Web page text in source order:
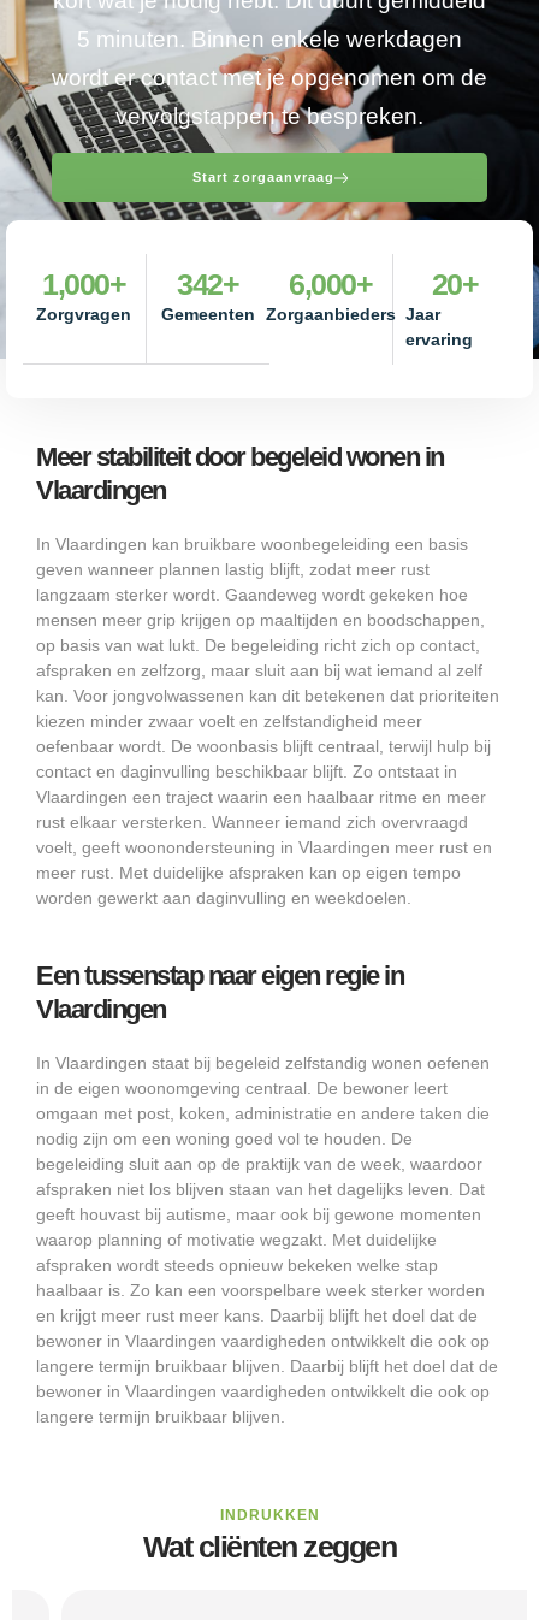
5 minuten. Binnen enkele werkdagen
wordt er contact met je opgenomen om de
vervolgstappen te bespreken.
Start zorgaanvraag
Zorgvragen
1,000+
Gemeenten
342+
Zorgaanbieders
6,000+
Jaar
ervaring
20+
Meer stabiliteit door begeleid wonen in
Vlaardingen
In Vlaardingen kan bruikbare woonbegeleiding een basis
geven wanneer plannen lastig blijft, zodat meer rust
langzaam sterker wordt. Gaandeweg wordt gekeken hoe
mensen meer grip krijgen op maaltijden en boodschappen,
op basis van wat lukt. De begeleiding richt zich op contact,
afspraken en zelfzorg, maar sluit aan bij wat iemand al zelf
kan. Voor jongvolwassenen kan dit betekenen dat prioriteiten
kiezen minder zwaar voelt en zelfstandigheid meer
oefenbaar wordt. De woonbasis blijft centraal, terwijl hulp bij
contact en daginvulling beschikbaar blijft. Zo ontstaat in
Vlaardingen een traject waarin een haalbaar ritme en meer
rust elkaar versterken. Wanneer iemand zich overvraagd
voelt, geeft woonondersteuning in Vlaardingen meer rust en
meer rust. Met duidelijke afspraken kan op eigen tempo
worden gewerkt aan daginvulling en weekdoelen.
Een tussenstap naar eigen regie in
Vlaardingen
In Vlaardingen staat bij begeleid zelfstandig wonen oefenen
in de eigen woonomgeving centraal. De bewoner leert
omgaan met post, koken, administratie en andere taken die
nodig zijn om een woning goed vol te houden. De
begeleiding sluit aan op de praktijk van de week, waardoor
afspraken niet los blijven staan van het dagelijks leven. Dat
geeft houvast bij autisme, maar ook bij gewone momenten
waarop planning of motivatie wegzakt. Met duidelijke
afspraken wordt steeds opnieuw bekeken welke stap
haalbaar is. Zo kan een voorspelbare week sterker worden
en krijgt meer rust meer kans. Daarbij blijft het doel dat de
bewoner in Vlaardingen vaardigheden ontwikkelt die ook op
langere termijn bruikbaar blijven. Daarbij blijft het doel dat de
bewoner in Vlaardingen vaardigheden ontwikkelt die ook op
langere termijn bruikbaar blijven.
INDRUKKEN
Wat cliënten zeggen